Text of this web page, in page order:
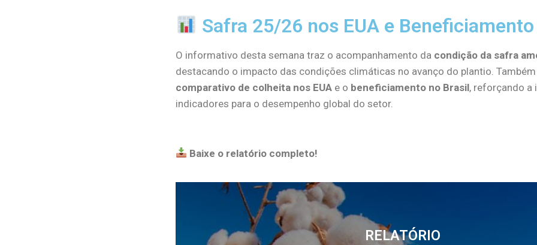
Safra 25/26 nos EUA e
O informativo desta semana traz o acompanhamento da condição da safra
destacando o impacto das condições climáticas no avanço do plantio.
comparativo de colheita nos EUA e o beneficiamento no Brasil, reforçando a
indicadores para o desempenho global do setor.
Baixe o relatório completo!
RELATÓRIO